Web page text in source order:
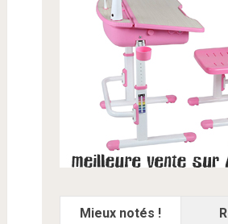
Mieux notés !